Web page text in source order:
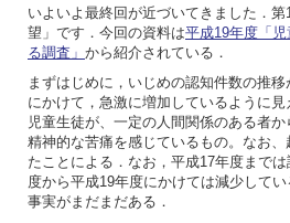
いよいよ最終回が近づいてきました．
望」です．今回の資料は平成19年度「
る調査」 から紹介されている．
まずはじめに，いじめの認知件数の推
にかけて，急激に増加しているように
児童生徒が、一定の人間関係のある者
精神的な苦痛を感じているもの。なお
たことによる．なお，平成17年度まで
度から平成19年度にかけては減少して
事実がまだまだある．